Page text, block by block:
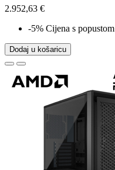
2.952,63 €
-5% Cijena s popustom
Dodaj u košaricu